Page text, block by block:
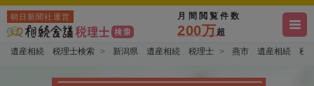
朝日新聞社運営 月間閲覧件数
200万超
遺産相続 税理士検索 新潟県 遺産相続 税理士 燕市 遺産相続 税